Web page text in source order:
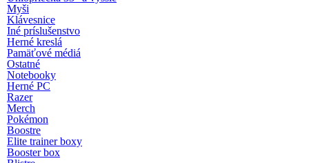
Myši
Klávesnice
Iné príslušenstvo
Herné kreslá
Pamäťové médiá
Ostatné
Notebooky
Herné PC
Razer
Merch
Pokémon
Boostre
Elite trainer boxy
Booster box